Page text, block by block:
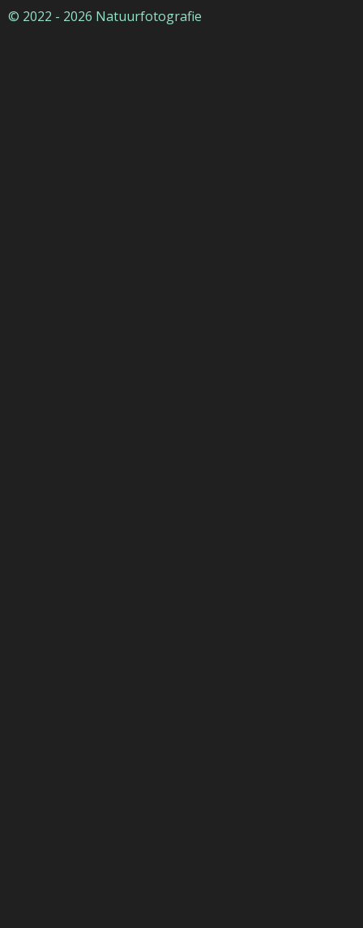
© 2022 - 2026 Natuurfotografie